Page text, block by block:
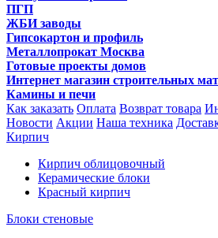
ПГП
ЖБИ заводы
Гипсокартон и профиль
Металлопрокат Москва
Готовые проекты домов
Интернет магазин строительных
Камины и печи
Как заказать Оплата Возврат товара
Новости Акции Наша техника
Кирпич
Кирпич облицовочный
Керамические блоки
Красный кирпич
Блоки стеновые